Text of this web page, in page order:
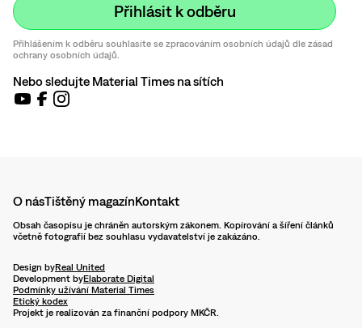
Přihlášením k odběru souhlasíte se zpracováním osobních údajů dle zásad
ochrany osobních údajů.
Nebo sledujte Material Times na sítích
O násTištěný magazínKontakt
Obsah časopisu je chráněn autorským zákonem. Kopírování a šíření článků
včetně fotografií bez souhlasu vydavatelství je zakázáno.
Design byReal United
Development byElaborate Digital
Podmínky užívání Material Times
Etický kodex
Projekt je realizován za finanční podpory MKČR.